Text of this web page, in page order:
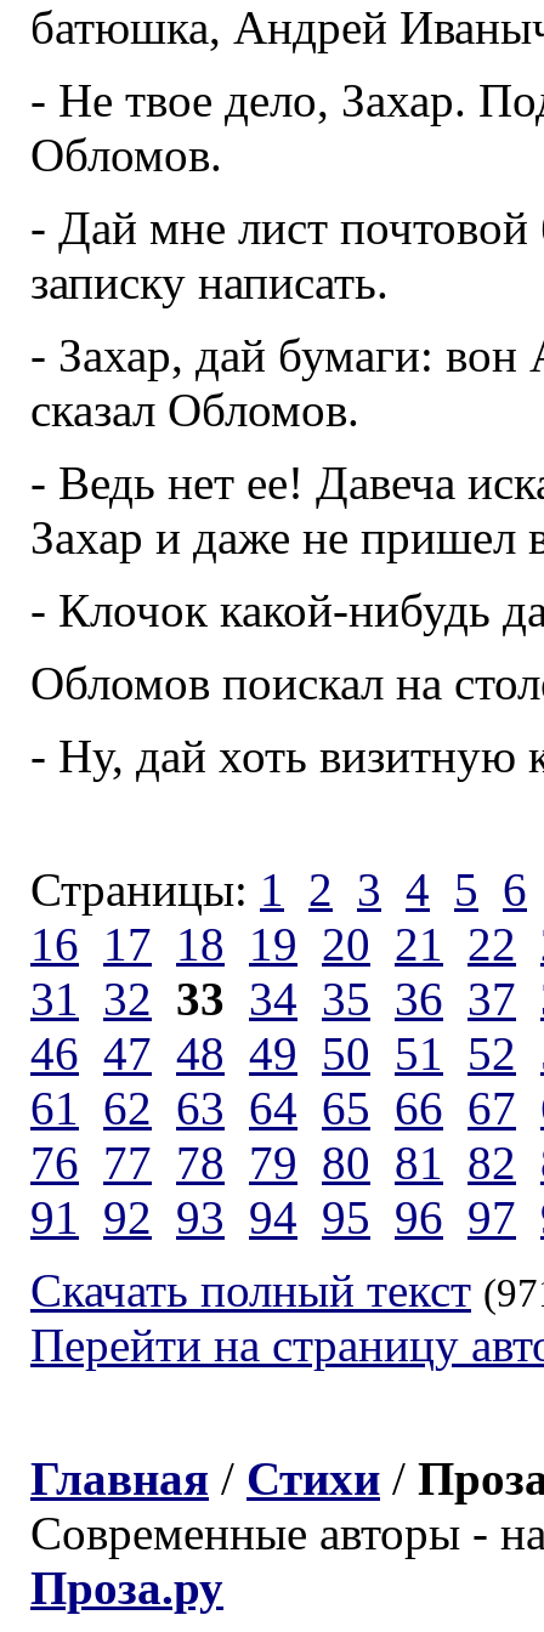
батюшка, Андрей
- Не твое дело, Захар.
Обломов.
- Дай мне лист
записку написать.
- Захар, дай бумаги:
сказал Обломов.
- Ведь нет ее! Давеча
Захар и даже не пришел
- Клочок какой-нибудь
Обломов поискал на
- Ну, дай хоть визитную
Страницы: 1 2 3 4 5 6
16 17 18 19 20 21 22
31 32 33 34 35 36 37
46 47 48 49 50 51 52
61 62 63 64 65 66 67
76 77 78 79 80 81 82
91 92 93 94 95 96 97
Скачать полный текст
Перейти на страницу
Главная / Стихи /
Современные авторы -
Проза.ру